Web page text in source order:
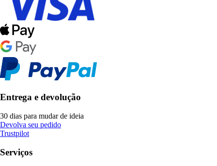
Entrega e devolução
30 dias para mudar de ideia
Devolva seu pedido
Trustpilot
Serviços